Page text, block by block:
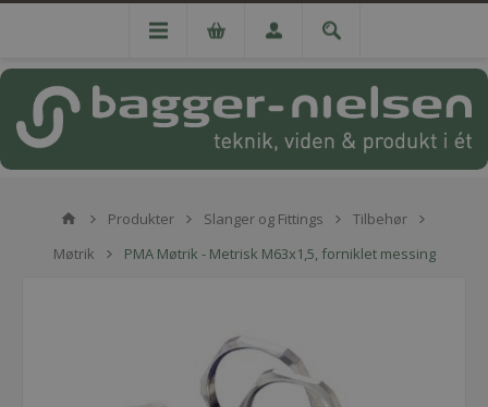
Produkter Slanger og Fittings
Tilbehør
Møtrik
PMA Møtrik - Metrisk M63x1,5, forniklet messing